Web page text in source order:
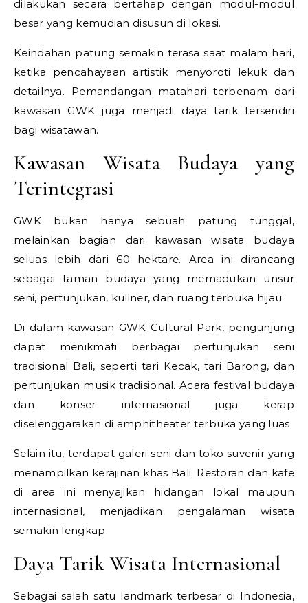
dilakukan secara bertahap dengan modul-modul
besar yang kemudian disusun di lokasi.
Keindahan patung semakin terasa saat malam hari,
ketika pencahayaan artistik menyoroti lekuk dan
detailnya. Pemandangan matahari terbenam dari
kawasan GWK juga menjadi daya tarik tersendiri
bagi wisatawan.
Kawasan Wisata Budaya yang
Terintegrasi
GWK bukan hanya sebuah patung tunggal,
melainkan bagian dari kawasan wisata budaya
seluas lebih dari 60 hektare. Area ini dirancang
sebagai taman budaya yang memadukan unsur
seni, pertunjukan, kuliner, dan ruang terbuka hijau.
Di dalam kawasan GWK Cultural Park, pengunjung
dapat menikmati berbagai pertunjukan seni
tradisional Bali, seperti tari Kecak, tari Barong, dan
pertunjukan musik tradisional. Acara festival budaya
dan konser internasional juga kerap
diselenggarakan di amphitheater terbuka yang luas.
Selain itu, terdapat galeri seni dan toko suvenir yang
menampilkan kerajinan khas Bali. Restoran dan kafe
di area ini menyajikan hidangan lokal maupun
internasional, menjadikan pengalaman wisata
semakin lengkap.
Daya Tarik Wisata Internasional
Sebagai salah satu landmark terbesar di Indonesia,